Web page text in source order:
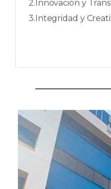
2.Innovación y
3.Integridad y